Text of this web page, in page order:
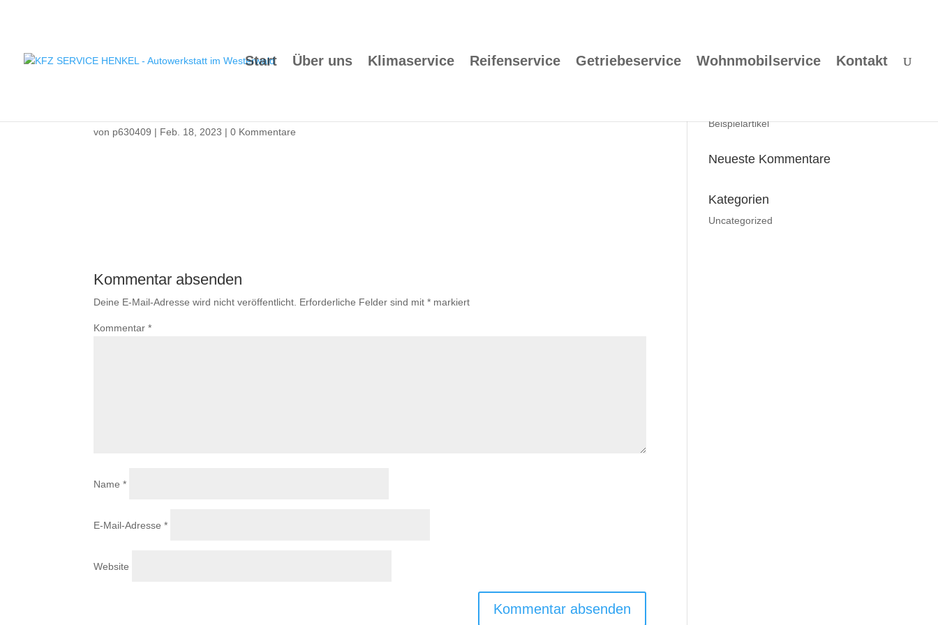
Start Über uns Klimaservice Reifenservice Getriebeservice Wohnmobilservice Kontakt
von p630409 | Feb. 18, 2023 |0 Kommentare
Kommentar absenden
Deine E-Mail-Adresse wird nicht veröffentlicht. Erforderliche Felder sind mit* markiert
Kommentar*
Name*
E-Mail-Adresse*
Website
Beispielartikel
Neueste Kommentare
Kategorien
Uncategorized